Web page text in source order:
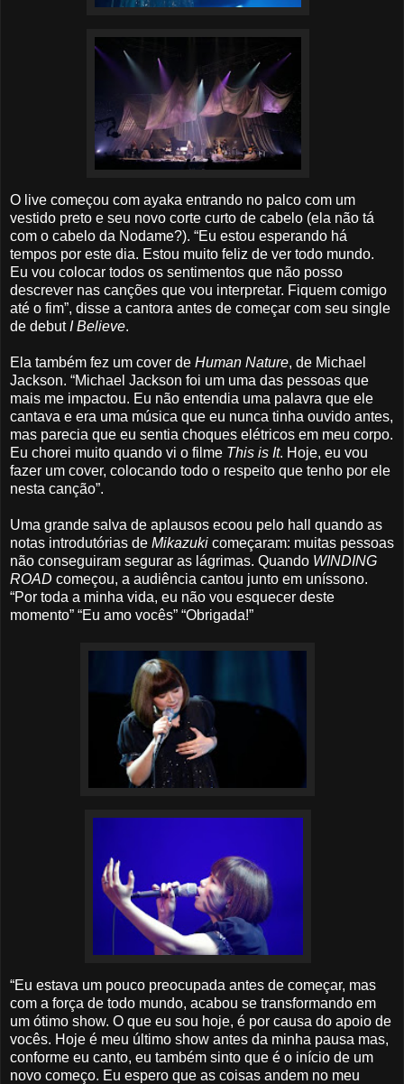
O live começou com ayaka entrando no palco com um
vestido preto e seu novo corte curto de cabelo (ela não tá
com o cabelo da Nodame?). “Eu estou esperando há
tempos por este dia. Estou muito feliz de ver todo mundo.
Eu vou colocar todos os sentimentos que não posso
descrever nas canções que vou interpretar. Fiquem comigo
até o fim”, disse a cantora antes de começar com seu single
de debut I Believe.
Ela também fez um cover de Human Nature, de Michael
Jackson. “Michael Jackson foi um uma das pessoas que
mais me impactou. Eu não entendia uma palavra que ele
cantava e era uma música que eu nunca tinha ouvido antes,
mas parecia que eu sentia choques elétricos em meu corpo.
Eu chorei muito quando vi o filme This is It. Hoje, eu vou
fazer um cover, colocando todo o respeito que tenho por ele
nesta canção”.
Uma grande salva de aplausos ecoou pelo hall quando as
notas introdutórias de Mikazuki começaram: muitas pessoas
não conseguiram segurar as lágrimas. Quando WINDING
ROAD começou, a audiência cantou junto em uníssono.
“Por toda a minha vida, eu não vou esquecer deste
momento” “Eu amo vocês” “Obrigada!”
“Eu estava um pouco preocupada antes de começar, mas
com a força de todo mundo, acabou se transformando em
um ótimo show. O que eu sou hoje, é por causa do apoio de
vocês. Hoje é meu último show antes da minha pausa mas,
conforme eu canto, eu também sinto que é o início de um
novo começo. Eu espero que as coisas andem no meu